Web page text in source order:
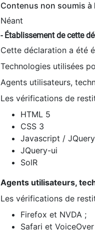
Contenus non soumis à
Néant
- Établissement de cette
Cette déclaration a été
Technologies utilisées
Agents utilisateurs,
Les vérifications de
HTML 5
CSS 3
Javascript /
JQuery-ui
SolR
Agents utilisateurs,
Les vérifications de
Firefox et NVDA ;
Safari et